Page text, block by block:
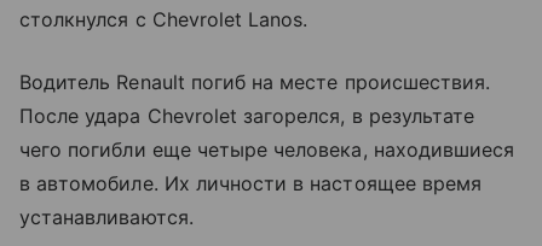
столкнулся с Chevrolet Lanos.
Водитель Renault погиб на месте происшествия.
После удара Chevrolet загорелся, в результате
чего погибли еще четыре человека, находившиеся
в автомобиле. Их личности в настоящее время
устанавливаются.